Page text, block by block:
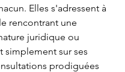
Elles s'adressent à
rencontrant une
juridique ou
simplement sur ses
prodiguées